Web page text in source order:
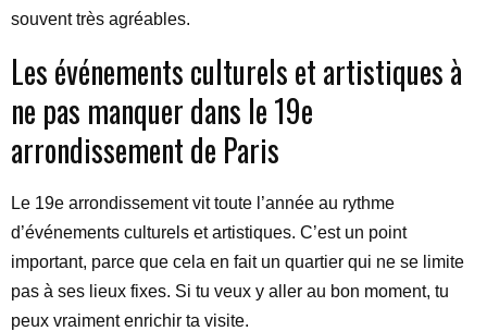
souvent très agréables.
Les événements culturels et artistiques à
ne pas manquer dans le 19e
arrondissement de Paris
Le 19e arrondissement vit toute l’année au rythme
d’événements culturels et artistiques. C’est un point
important, parce que cela en fait un quartier qui ne se limite
pas à ses lieux fixes. Si tu veux y aller au bon moment, tu
peux vraiment enrichir ta visite.